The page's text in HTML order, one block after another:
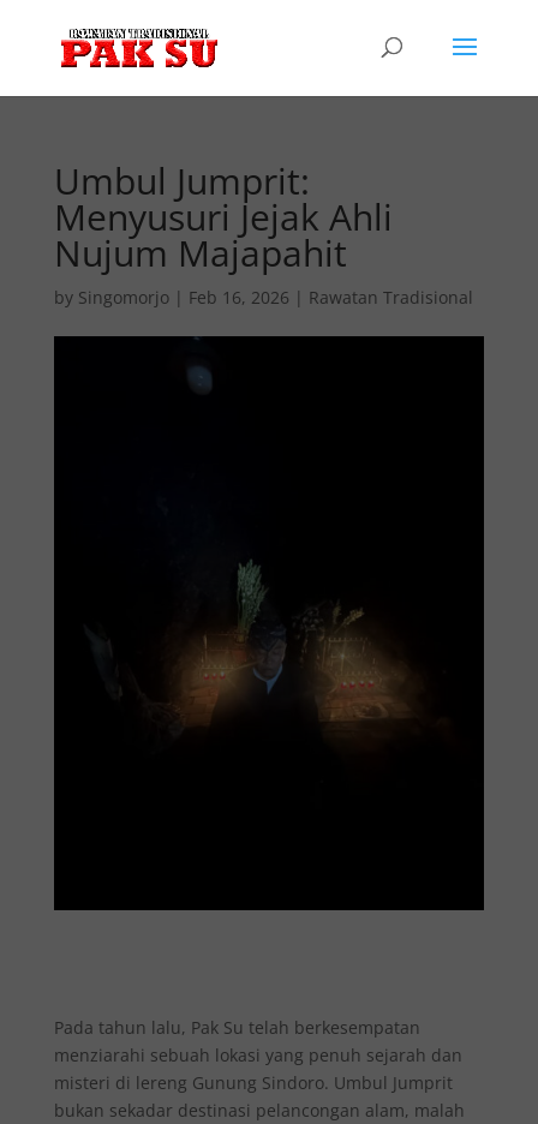
Umbul Jumprit:
Menyusuri Jejak Ahli
Nujum Majapahit
by Singomorjo| Feb 16, 2026 | Rawatan Tradisional
Pada tahun lalu, Pak Su telah berkesempatan
menziarahi sebuah lokasi yang penuh sejarah dan
misteri di lereng Gunung Sindoro. Umbul Jumprit
bukan sekadar destinasi pelancongan alam, malah